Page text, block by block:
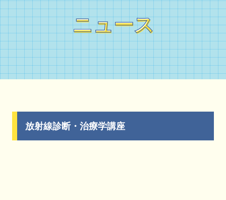
ニュース
ニュース
放射線診断・治療学講座